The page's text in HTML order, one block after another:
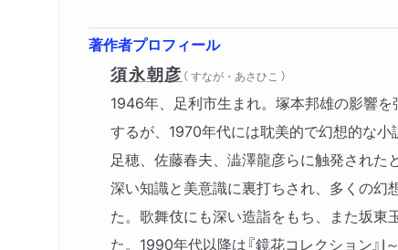
著作者プロフィール
須永朝彦 （ すなが・あさひこ ）
1946年、足利市生まれ。塚本邦雄の影響
するが、1970年代には耽美的で幻想的な
足穂、佐藤春夫、澁澤龍彦らに触発された
深い知識と美意識に裏打ちされ、多くの幻
た。歌舞伎にも深い造詣をもち、また坂東
た。1990年代以降は『鏡花コレクション』Ⅰ